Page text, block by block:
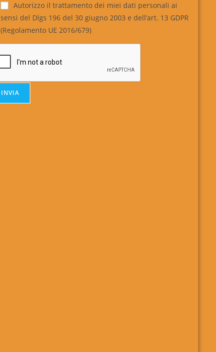
Autorizzo il trattamento dei miei dati personali ai
sensi del Dlgs 196 del 30 giugno 2003 e dell’art. 13 GDPR
(Regolamento UE 2016/679)
INVIA